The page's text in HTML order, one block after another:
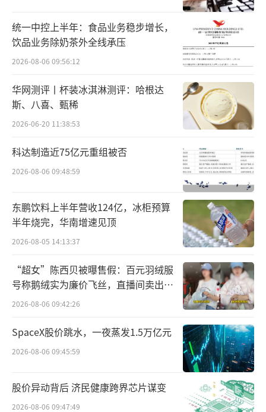
有人刚刚入场，投资者雪儿对「市界」表
示：“市值登顶，恰恰意味着英伟达的成长性
还没到头。”她乐观地预计，英伟达至少还有
未来10年的上涨空间，“短期也至少能涨向150
美金”。
甩卖了一套房子，套出大把现金投入英伟达，
结结实实地玩了一把心跳。他无疑是幸运
的，“毕竟这是为数不多的确定性上涨”，他
对「市界」说。
几天前，波波把英伟达全部卖出了。他没
有透露这一笔入账了多少，只是淡淡地表示，
自己准备从此退出股海，足够安心退休了。
新“王”加冕
市场对英伟达登顶的期待，从6月初就已经
开始。彼时，英伟达超越了苹果，来到了全球
市值第二大公司。分析师便已纷纷给出预计：
英伟达超过微软，只是时间问题。
统一中控上半年：食品业务稳步增长，
饮品业务除奶茶外全线承压
2026-08-06 09:56:12
华网测评丨杯装冰淇淋测评：哈根达
斯、八喜、甄稀
2026-06-20 11:38:53
科达制造近75亿元重组被否
2026-08-06 09:48:59
东鹏饮料上半年营收124亿，冰柜预算
半年烧完，华南增速见顶
2026-08-05 14:13:37
“超女”陈西贝被曝售假：百元羽绒服
号称鹅绒实为廉价飞丝，直播间卖出超
百万元
2026-08-06 09:42:26
SpaceX股价跳水，一夜蒸发1.5万亿元
2026-08-06 09:45:59
股价异动背后 济民健康跨界芯片谋变
2026-08-06 09:47:49